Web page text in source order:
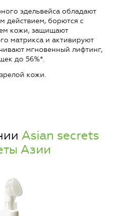
эдельвейса обладают
действием, борются с
кожи, защищают
матрикса и активируют
мгновенный лифтинг,
до 56%*.
кожи.
Asian secrets
Азии